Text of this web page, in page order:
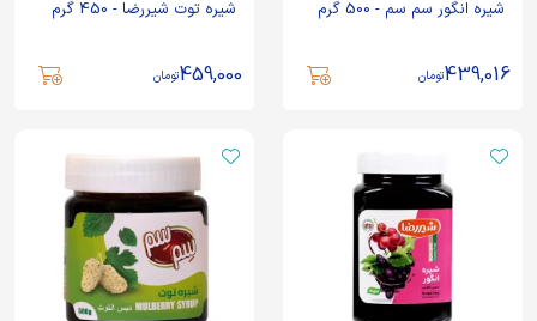
شیره انگور سم سم - 500 گرم
439,016تومان
شیره توت شیررضا - 450 گرم
459,000تومان